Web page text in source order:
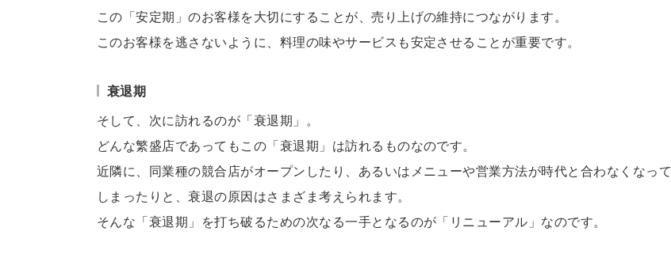
この「安定期」のお客様を大切にすることが、売り上げの維持につながります。
このお客様を逃さないように、料理の味やサービスも安定させることが重要です。
衰退期
そして、次に訪れるのが「衰退期」。
どんな繁盛店であってもこの「衰退期」は訪れるものなのです。
近隣に、同業種の競合店がオープンしたり、あるいはメニューや営業方法が時代と合わなくなって
しまったりと、衰退の原因はさまざま考えられます。
そんな「衰退期」を打ち破るための次なる一手となるのが「リニューアル」なのです。